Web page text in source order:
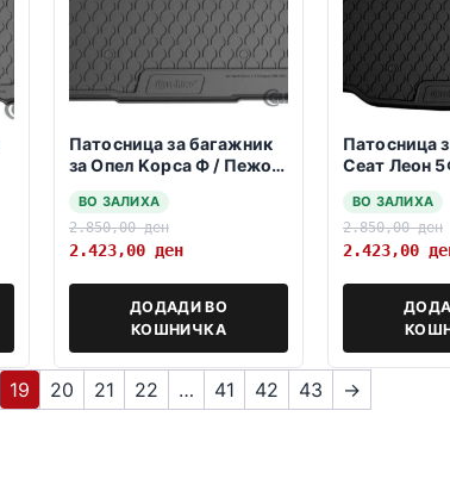
Патосница за багажник
за Опел Kорса Ф / Пежо
ВО ЗАЛИХА
2.850,00ден
2.423,00 ден
ДОДАДИ ВО
КОШНИЧКА
Патосница
Сеат Леон
ВО ЗАЛИХА
2.850,00ден
2.423,00
19 20 21 22 … 41 42 43 →